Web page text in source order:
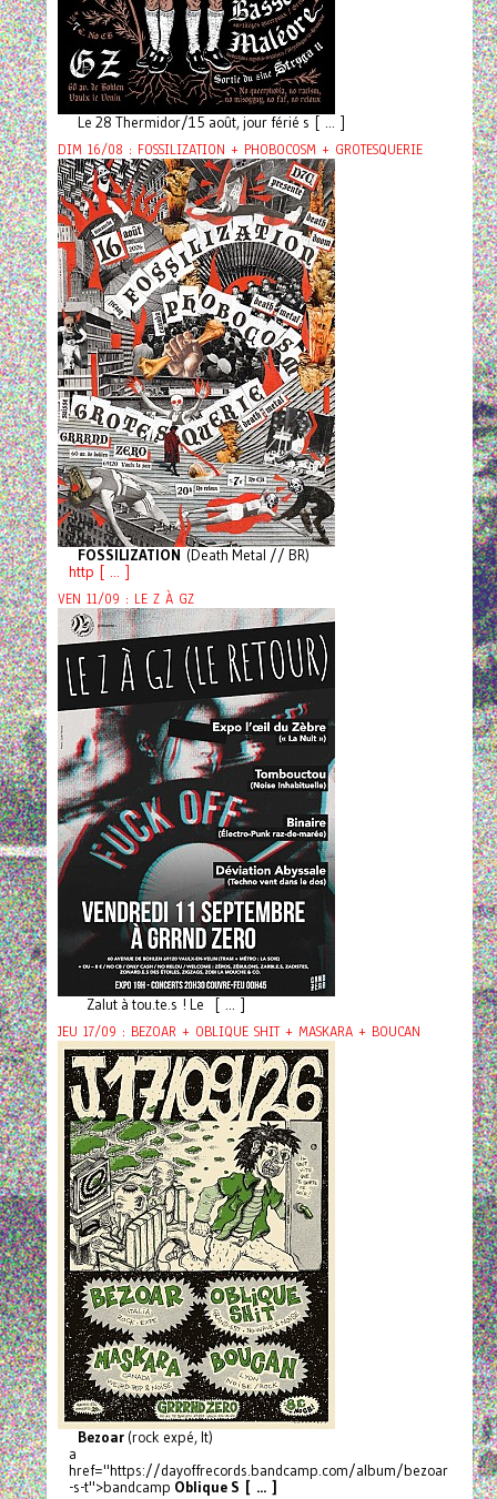
Le 28 Thermidor/15 août, jour férié s [ ... ]
DIM 16/08 : FOSSILIZATION + PHOBOCOSM + GROTESQUERIE
FOSSILIZATION (Death Metal // BR)
http [ ... ]
VEN 11/09 : LE Z À GZ
Zalut à tou.te.s ! Le [ ... ]
JEU 17/09 : BEZOAR + OBLIQUE SHIT + MASKARA + BOUCAN
Bezoar(rock expé, It)
a
href="https://dayoffrecords.bandcamp.com/album/bezoar
-s-t">bandcamp Oblique S [ ... ]